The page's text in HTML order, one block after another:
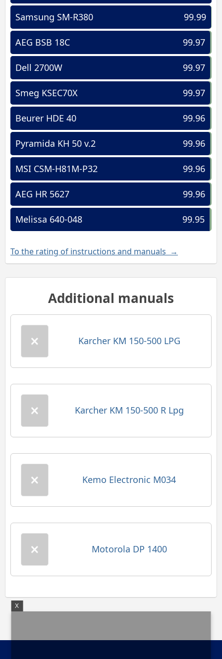
X
99.99
Samsung SM-R380
99.97
AEG BSB 18C
99.97
Dell 2700W
99.97
Smeg KSEC70X
99.96
Beurer HDE 40
99.96
Pyramida KH 50 v.2
99.96
MSI CSM-H81M-P32
99.96
AEG HR 5627
99.95
Melissa 640-048
To the rating of instructions and manuals →
Additional manuals
Karcher KM 150-500 LPG
Karcher KM 150-500 R Lpg
Kemo Electronic M034
Motorola DP 1400